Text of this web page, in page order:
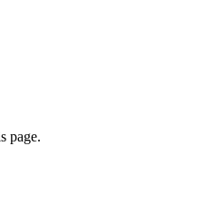
page.